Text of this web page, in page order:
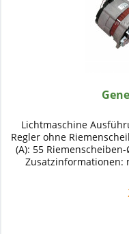
Lichtmaschine
Regler ohne
(A): 55
Zusatzinformationen: